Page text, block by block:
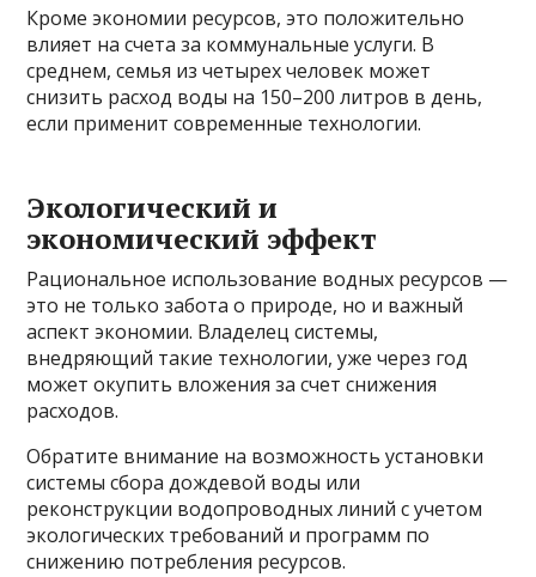
Кроме экономии ресурсов, это положительно
влияет на счета за коммунальные услуги. В
среднем, семья из четырех человек может
снизить расход воды на 150–200 литров в день,
если применит современные технологии.
Экологический и
экономический эффект
Рациональное использование водных ресурсов —
это не только забота о природе, но и важный
аспект экономии. Владелец системы,
внедряющий такие технологии, уже через год
может окупить вложения за счет снижения
расходов.
Обратите внимание на возможность установки
системы сбора дождевой воды или
реконструкции водопроводных линий с учетом
экологических требований и программ по
снижению потребления ресурсов.